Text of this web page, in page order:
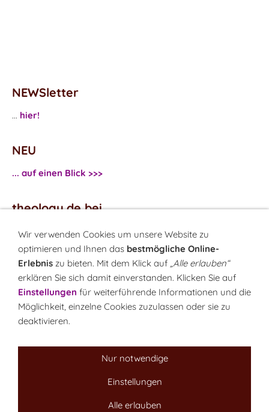
NEWSletter
... hier!
NEU
... auf einen Blick >>>
theology.de bei
...Facebook
...Twitter
Monatsrätsel
Rätseln & Gewinnen!
Über unsKontakt
Wir verwenden Cookies um unsere Website zu
optimieren und Ihnen das bestmögliche Online-
Erlebnis zu bieten. Mit dem Klick auf „Alle erlauben“
erklären Sie sich damit einverstanden. Klicken Sie auf
Einstellungen für weiterführende Informationen und die
Möglichkeit, einzelne Cookies zuzulassen oder sie zu
deaktivieren.
Nur notwendige
Einstellungen
Alle erlauben